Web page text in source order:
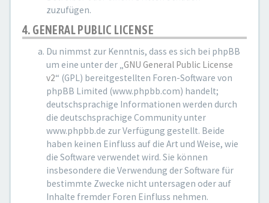
zuzufügen.
4. GENERAL PUBLIC LICENSE
Du nimmst zur Kenntnis, dass es sich bei phpBB
um eine unter der „GNU General Public License
v2“ (GPL) bereitgestellten Foren-Software von
phpBB Limited (www.phpbb.com) handelt;
deutschsprachige Informationen werden durch
die deutschsprachige Community unter
www.phpbb.de zur Verfügung gestellt. Beide
haben keinen Einfluss auf die Art und Weise, wie
die Software verwendet wird. Sie können
insbesondere die Verwendung der Software für
bestimmte Zwecke nicht untersagen oder auf
Inhalte fremder Foren Einfluss nehmen.